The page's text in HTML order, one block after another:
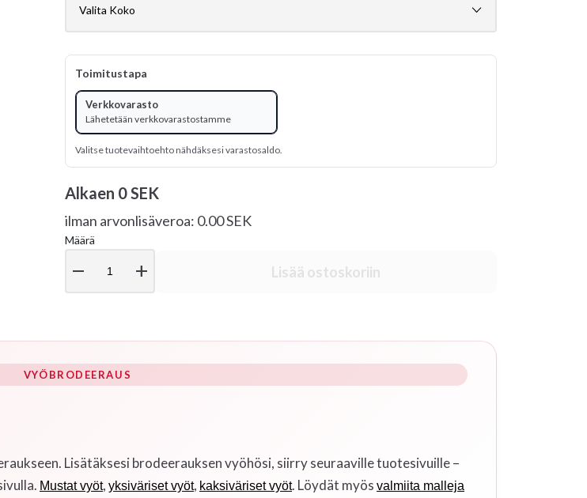
Toimitustapa
Verkkovarasto
Lähetetään verkkovarastostamme
Valitse tuotevaihtoehto nähdäksesi varastosaldo.
Alkaen 0 SEK
ilman arvonlisäveroa: 0.00 SEK
Määrä
remove add Lisää ostoskoriin
VYÖBRODEERAUS
Lisätäksesi brodeerauksen vyöhösi, siirry seuraaville tuotesivuille –
Mustat vyöt, yksiväriset vyöt, kaksiväriset vyöt. Löydät myös valmiita malleja